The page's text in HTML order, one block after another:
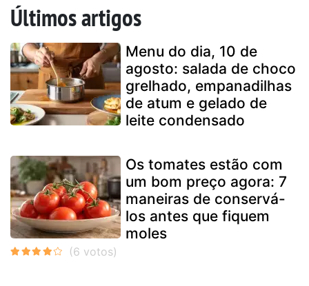
Últimos artigos
Menu do dia, 10 de
agosto: salada de choco
grelhado, empanadilhas
de atum e gelado de
leite condensado
Os tomates estão com
um bom preço agora: 7
maneiras de conservá-
los antes que fiquem
moles